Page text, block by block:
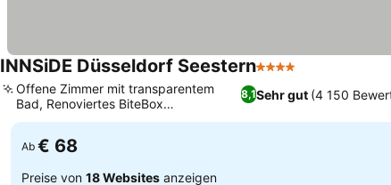
INNSiDE Düsseldorf Seestern4 Sterne
8,1Sehr gut (4 150
Offene Zimmer mit transparentem
Bad, Renoviertes BiteBox
Restaurantkonzept
Ab € 68
Preise von 18 Websites anzeigen